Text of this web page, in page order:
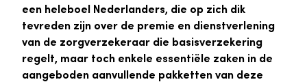
een heleboel Nederlanders, die op zich dik
tevreden zijn over de premie en dienstverlening
van de zorgverzekeraar die basisverzekering
regelt, maar toch enkele essentiële zaken in de
aangeboden aanvullende pakketten van deze